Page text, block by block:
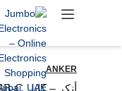
ANKER